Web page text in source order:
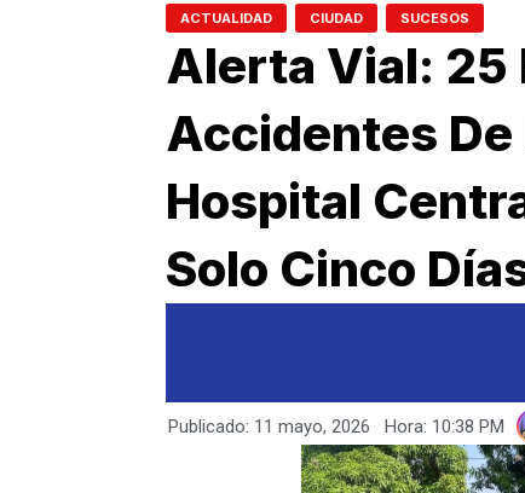
ACTUALIDAD CIUDAD SUCESOS
Alerta Vial: 25
Accidentes
Hospital
Solo Cinco
Publicado: 11 mayo, 2026 Hora: 10:38 PM